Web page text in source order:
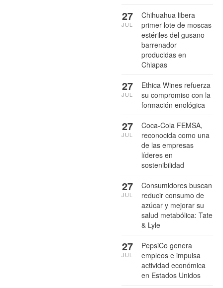
Chihuahua libera
primer lote de moscas
estériles del gusano
barrenador
producidas en
Chiapas
27
JUL
Ethica Wines refuerza
su compromiso con la
formación enológica
27
JUL
Coca-Cola FEMSA,
reconocida como una
de las empresas
líderes en
sostenibilidad
27
JUL
Consumidores buscan
reducir consumo de
azúcar y mejorar su
salud metabólica: Tate
& Lyle
27
JUL
PepsiCo genera
empleos e impulsa
actividad económica
en Estados Unidos
27
JUL